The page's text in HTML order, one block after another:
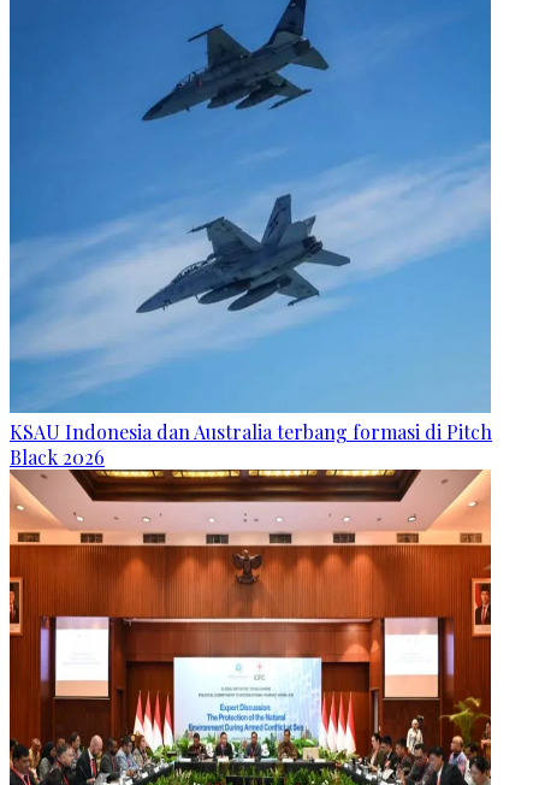
KSAU Indonesia dan Australia terbang formasi di Pitch
Black 2026